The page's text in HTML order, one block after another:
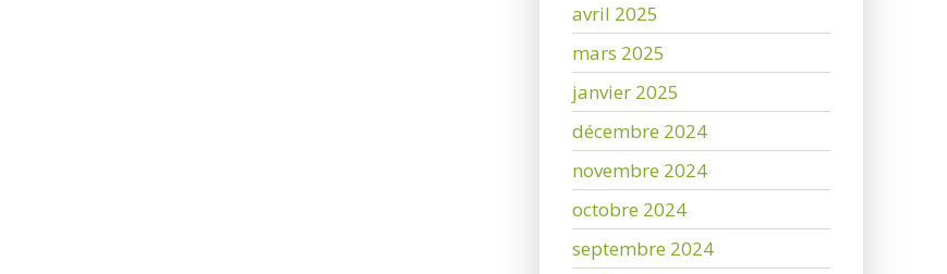
avril 2025
mars 2025
janvier 2025
décembre 2024
novembre 2024
octobre 2024
septembre 2024